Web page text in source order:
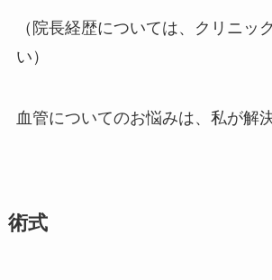
（院長経歴については、クリニッ
い）
血管についてのお悩みは、私が解
術式